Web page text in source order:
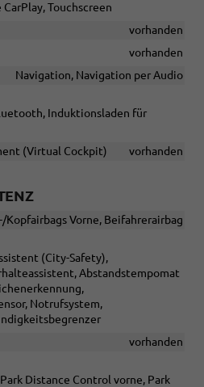
Touchscreen
vorhanden
vorhanden
Navigation, Navigation per Audio
Induktionsladen für
(Virtual Cockpit)
vorhanden
Kopfairbags Vorne, Beifahrerairbag
(City-Safety),
Abstandstempomat
Notrufsystem,
vorhanden
Distance Control vorne, Park